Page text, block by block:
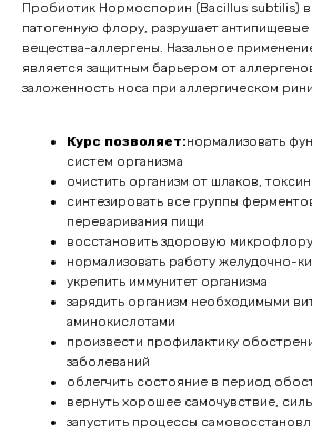
Пробиотик Нормоспорин (Bacillus subtilis) в
патогенную флору, разрушает
вещества-аллергены. Назальное
является защитным барьером от
заложенность носа при аллергическом
Курс позволяет:нормализовать
систем организма
очистить организм от шлаков,
синтезировать все группы
переваривания пищи
восстановить здоровую
нормализовать работу желудочно-
укрепить иммунитет организма
зарядить организм необходимыми
аминокислотами
произвести профилактику
заболеваний
облегчить состояние в период
вернуть хорошее самочувствие,
запустить процессы